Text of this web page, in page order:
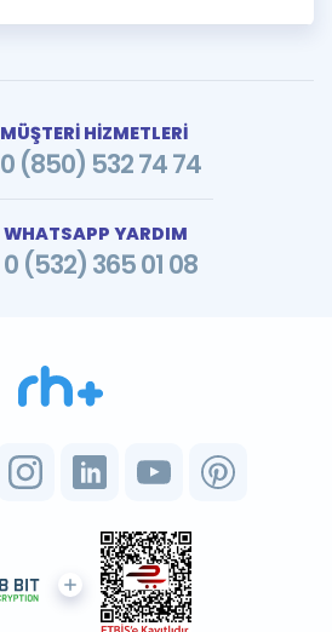
MÜŞTERİ HİZMETLERİ
0 (850) 532 74 74
WHATSAPP YARDIM
0 (532) 365 01 08